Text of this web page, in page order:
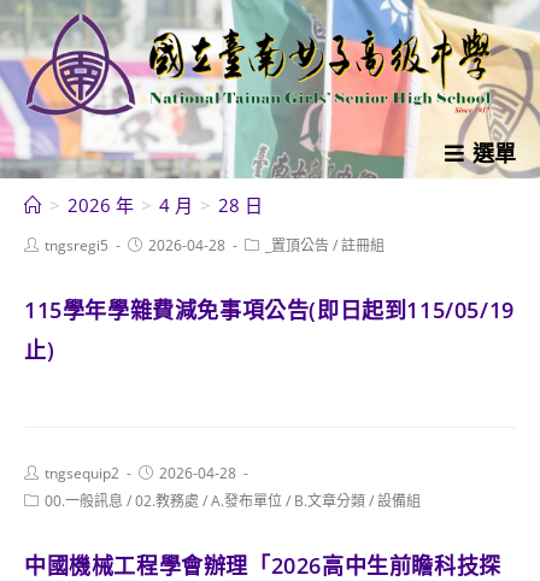
跳
轉
至
主
要
內
選單
> 2026 年 > 4 月 > 28 日
Posttngsregi5
Post2026-04-28
Post _置頂公告/註冊組
115學年學雜費減免事項公告(即日起到115/05/19
止)
Post
author:
tngsequip2
Post
published:
2026-04-28
Post00.一般訊息 /02.教務處 /A.發布單位/ B.文章分類/設備組
中國機械工程學會辦理「2026高中生前瞻科技探